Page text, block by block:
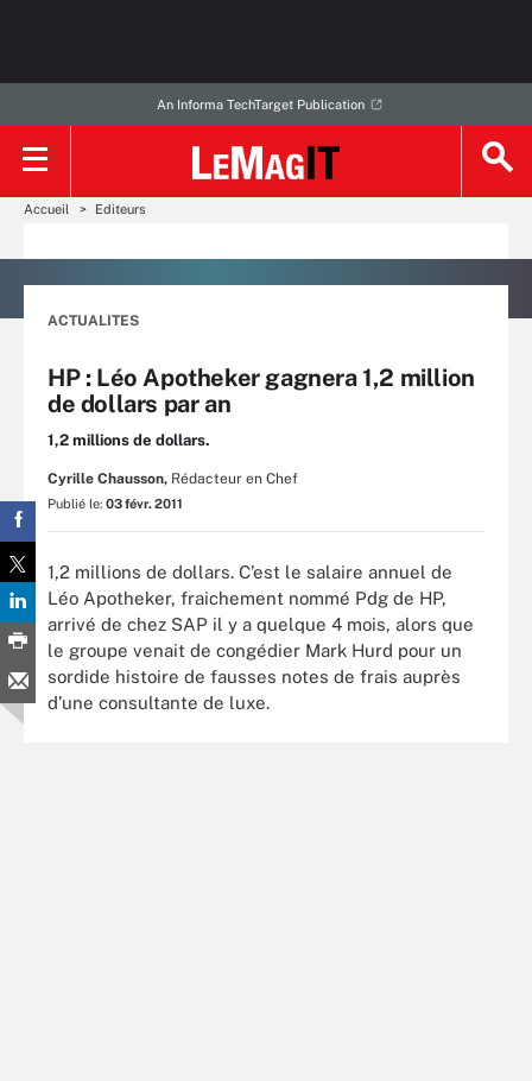
An Informa TechTarget Publication
Accueil Editeurs
ACTUALITES
HP : Léo Apotheker gagnera 1,2 million
de dollars par an
1,2 millions de dollars.
Cyrille Chausson, Rédacteur en Chef
Publié le: 03 févr. 2011
1,2 millions de dollars. C’est le salaire annuel de
Léo Apotheker, fraichement nommé Pdg de HP,
arrivé de chez SAP il y a quelque 4 mois, alors que
le groupe venait de congédier Mark Hurd pour un
sordide histoire de fausses notes de frais auprès
d’une consultante de luxe.